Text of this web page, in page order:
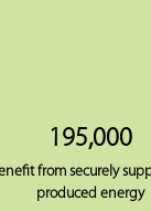
195,000
from securely
produced energy